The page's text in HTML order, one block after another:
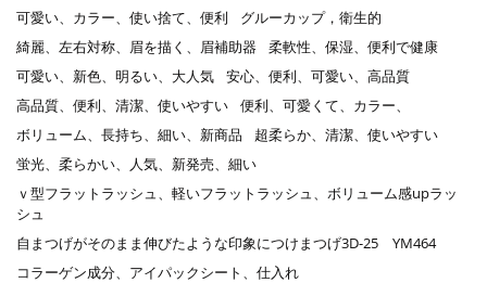
可愛い、カラー、使い捨て、便利
グルーカップ，衛生的
綺麗、左右対称、眉を描く、眉補助器
柔軟性、保湿、便利で健康
可愛い、新色、明るい、大人気
安心、便利、可愛い、高品質
高品質、便利、清潔、使いやすい
便利、可愛くて、カラー、
ボリューム、長持ち、細い、新商品
超柔らか、清潔、使いやすい
蛍光、柔らかい、人気、新発売、細い
ｖ型フラットラッシュ、軽いフラットラッシュ、ボリューム感upラッ
シュ
自まつげがそのまま伸びたような印象につけまつげ3D-25 YM464
コラーゲン成分、アイパックシート、仕入れ